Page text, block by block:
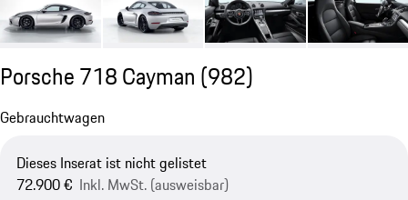
Porsche 718 Cayman (982)
Gebrauchtwagen
Dieses Inserat ist nicht gelistet
72.900 € Inkl. MwSt. (ausweisbar)